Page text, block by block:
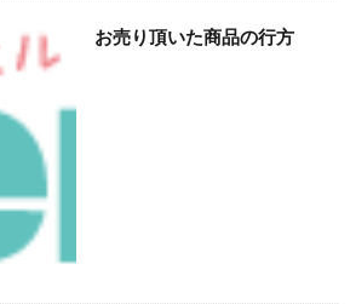
お売り頂いた商品の行方